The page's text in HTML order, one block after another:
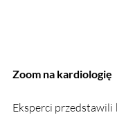
Zoom na kardiologię
Eksperci